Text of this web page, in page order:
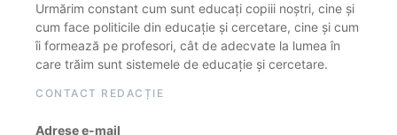
Urmărim constant cum sunt educați copiii noștri, cine și
cum face politicile din educație și cercetare, cine și cum
îi formează pe profesori, cât de adecvate la lumea în
care trăim sunt sistemele de educație și cercetare.
CONTACT REDACȚIE
Adrese e-mail